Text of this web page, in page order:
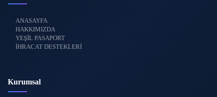
ANASAYFA
HAKKIMIZDA
YEŞİL PASAPORT
İHRACAT DESTEKLERİ
Kurumsal